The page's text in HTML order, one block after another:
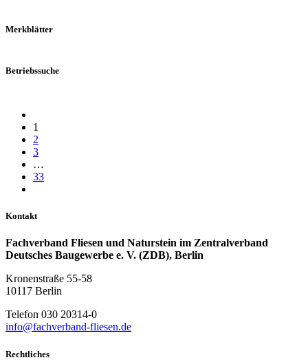
Merkblätter
Betriebssuche
1
2
3
…
33
Kontakt
Fachverband Fliesen und Naturstein im Zentralverband
Deutsches Baugewerbe e. V. (ZDB), Berlin
Kronenstraße 55-58
10117 Berlin
Telefon 030 20314-0
info@fachverband-fliesen.de
Rechtliches